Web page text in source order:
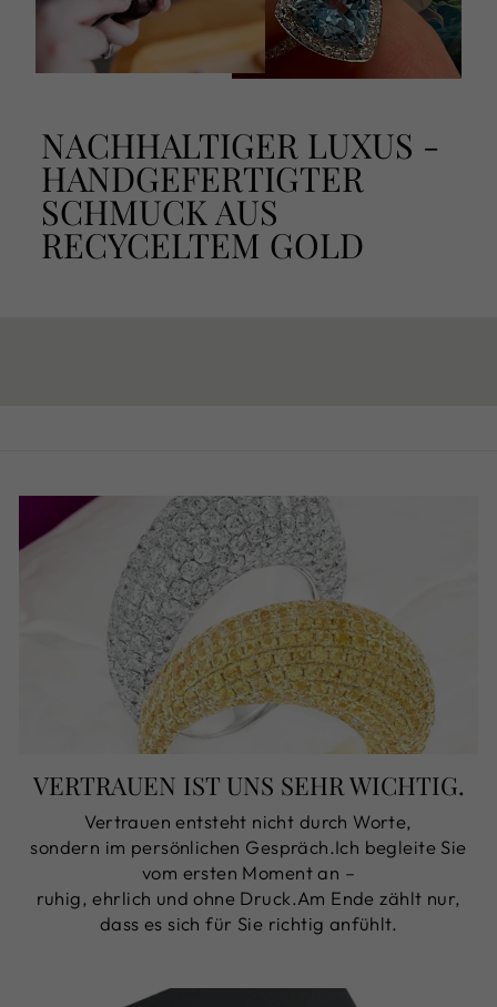
NACHHALTIGER LUXUS -
HANDGEFERTIGTER
SCHMUCK AUS
RECYCELTEM GOLD
VERTRAUEN IST UNS SEHR WICHTIG.
Vertrauen entsteht nicht durch Worte,
sondern im persönlichen Gespräch.Ich begleite Sie
vom ersten Moment an –
ruhig, ehrlich und ohne Druck.Am Ende zählt nur,
dass es sich für Sie richtig anfühlt.